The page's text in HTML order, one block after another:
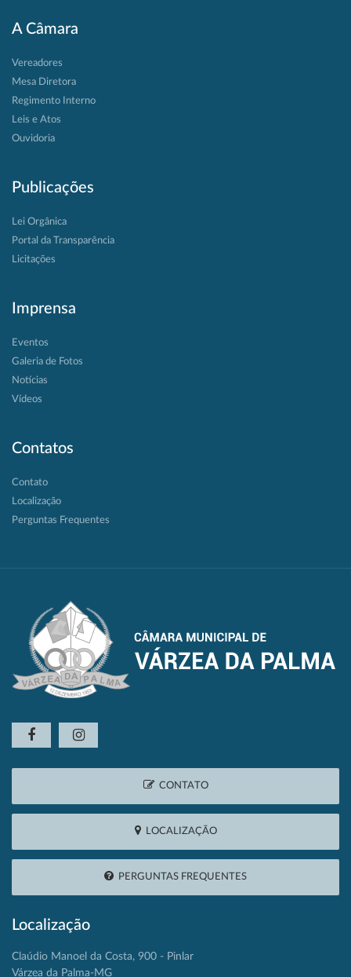
A Câmara
Vereadores
Mesa Diretora
Regimento Interno
Leis e Atos
Ouvidoria
Publicações
Lei Orgânica
Portal da Transparência
Licitações
Imprensa
Eventos
Galeria de Fotos
Notícias
Vídeos
Contatos
Contato
Localização
Perguntas Frequentes
CONTATO
LOCALIZAÇÃO
PERGUNTAS FREQUENTES
Localização
Claúdio Manoel da Costa, 900 - Pinlar
Várzea da Palma-MG